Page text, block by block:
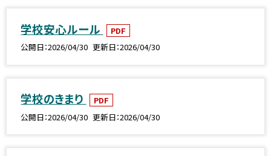
学校安心ルール
PDF
公開日 2026/04/30 更新日 2026/04/30
学校のきまり
PDF
公開日 2026/04/30 更新日 2026/04/30